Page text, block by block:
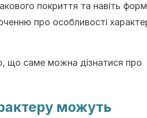
покриття та навіть
про особливості
що саме можна дізнатися про
можуть